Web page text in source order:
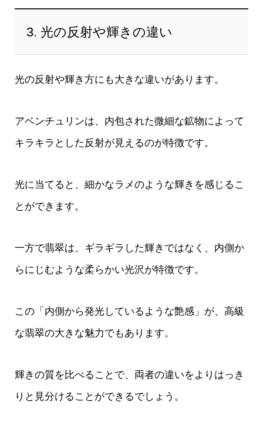
3. 光の反射や輝きの違い
光の反射や輝き方にも大きな違いがあります。
アベンチュリンは、内包された微細な鉱物によって
キラキラとした反射が見えるのが特徴です。
光に当てると、細かなラメのような輝きを感じるこ
とができます。
一方で翡翠は、ギラギラした輝きではなく、内側か
らにじむような柔らかい光沢が特徴です。
この「内側から発光しているような艶感」が、高級
な翡翠の大きな魅力でもあります。
輝きの質を比べることで、両者の違いをよりはっき
りと見分けることができるでしょう。